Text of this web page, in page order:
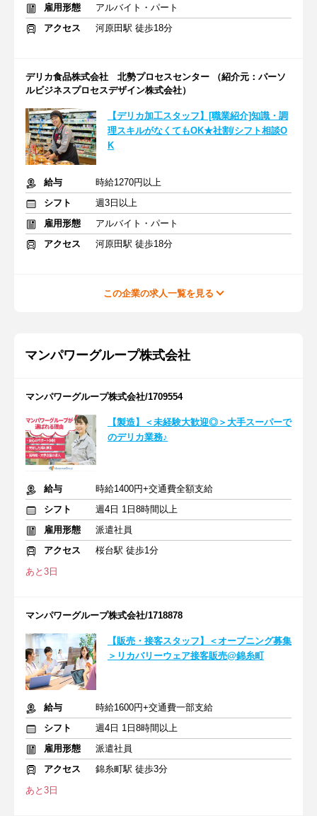
雇用形態
アルバイト・パート
アクセス
河原田駅 徒歩18分
デリカ食品株式会社 北勢プロセスセンター （紹介元：パーソ
ルビジネスプロセスデザイン株式会社）
【デリカ加工スタッフ】[職業紹介]知識・調
理スキルがなくてもOK★社割/シフト相談O
K
給与
時給1270円以上
シフト
週3日以上
雇用形態
アルバイト・パート
アクセス
河原田駅 徒歩18分
この企業の求人一覧を見る
マンパワーグループ株式会社
マンパワーグループ株式会社/1709554
【製造】＜未経験大歓迎◎＞大手スーパーで
のデリカ業務♪
給与
時給1400円+交通費全額支給
シフト
週4日 1日8時間以上
雇用形態
派遣社員
アクセス
桜台駅 徒歩1分
あと3日
マンパワーグループ株式会社/1718878
【販売・接客スタッフ】＜オープニング募集
＞リカバリーウェア接客販売@錦糸町
給与
時給1600円+交通費一部支給
シフト
週4日 1日8時間以上
雇用形態
派遣社員
アクセス
錦糸町駅 徒歩3分
あと3日